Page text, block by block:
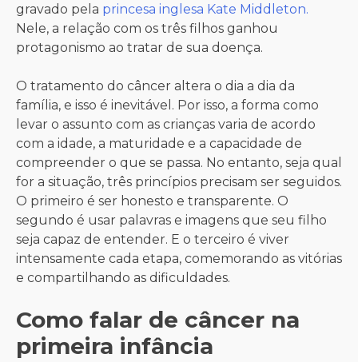
gravado pela princesa inglesa Kate Middleton.
Nele, a relação com os três filhos ganhou
protagonismo ao tratar de sua doença.
O tratamento do câncer altera o dia a dia da
família, e isso é inevitável. Por isso, a forma como
levar o assunto com as crianças varia de acordo
com a idade, a maturidade e a capacidade de
compreender o que se passa. No entanto, seja qual
for a situação, três princípios precisam ser seguidos.
O primeiro é ser honesto e transparente. O
segundo é usar palavras e imagens que seu filho
seja capaz de entender. E o terceiro é viver
intensamente cada etapa, comemorando as vitórias
e compartilhando as dificuldades.
Como falar de câncer na
primeira infância